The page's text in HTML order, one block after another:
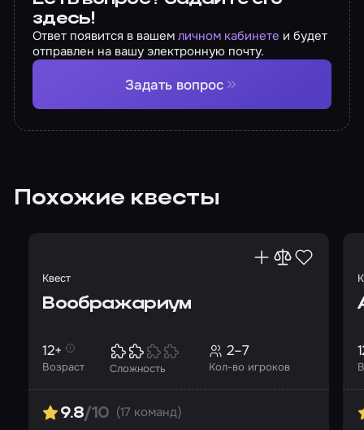
здесь!
Ответ появится в вашемличном кабинете и будет
отправлен на вашу электронную почту.
Задать вопрос
Похожие квесты
Квест
Воображариум
Возраст
12+
Сложность Кол-во игроков
2–7
9.8/10 (17 команд)